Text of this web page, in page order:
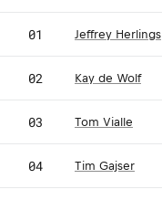
01 Jeffrey Herlings
02 Kay de Wolf
03 Tom Vialle
04 Tim Gajser